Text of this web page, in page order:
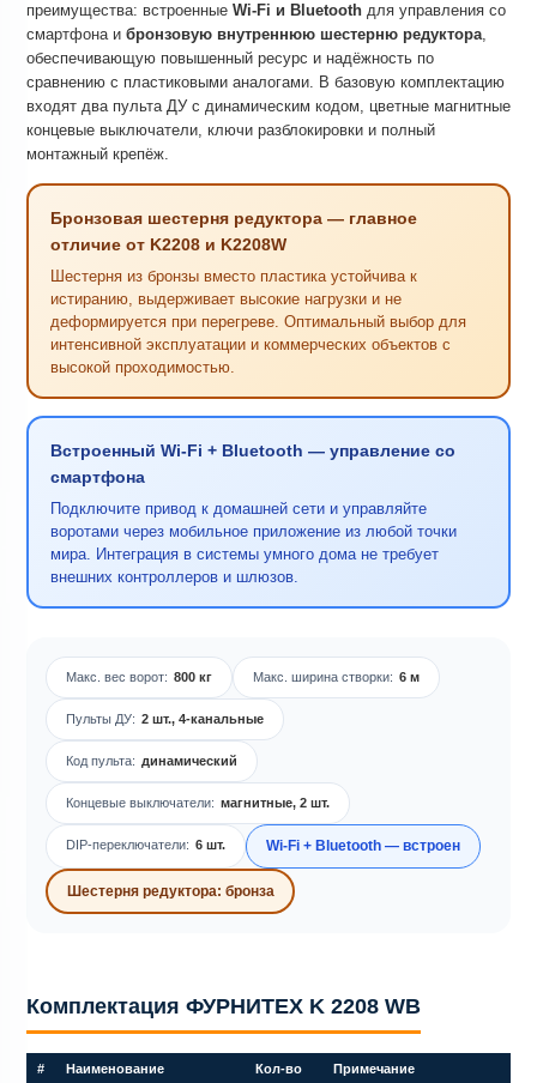
преимущества: встроенные Wi-Fi и Bluetooth для управления со
смартфона и бронзовую внутреннюю шестерню редуктора,
обеспечивающую повышенный ресурс и надёжность по
сравнению с пластиковыми аналогами. В базовую комплектацию
входят два пульта ДУ с динамическим кодом, цветные магнитные
концевые выключатели, ключи разблокировки и полный
монтажный крепёж.
Бронзовая шестерня редуктора — главное
отличие от K2208 и K2208W
Шестерня из бронзы вместо пластика устойчива к
истиранию, выдерживает высокие нагрузки и не
деформируется при перегреве. Оптимальный выбор для
интенсивной эксплуатации и коммерческих объектов с
высокой проходимостью.
Встроенный Wi-Fi + Bluetooth — управление со
смартфона
Подключите привод к домашней сети и управляйте
воротами через мобильное приложение из любой точки
мира. Интеграция в системы умного дома не требует
внешних контроллеров и шлюзов.
Макс. вес ворот: 800 кг Макс. ширина створки: 6 м
Пульты ДУ: 2 шт., 4-канальные
Код пульта: динамический
Концевые выключатели: магнитные, 2 шт.
DIP-переключатели: 6 шт. Wi-Fi + Bluetooth — встроен
Шестерня редуктора: бронза
Комплектация ФУРНИТЕХ K 2208 WB
# Наименование Кол-во Примечание